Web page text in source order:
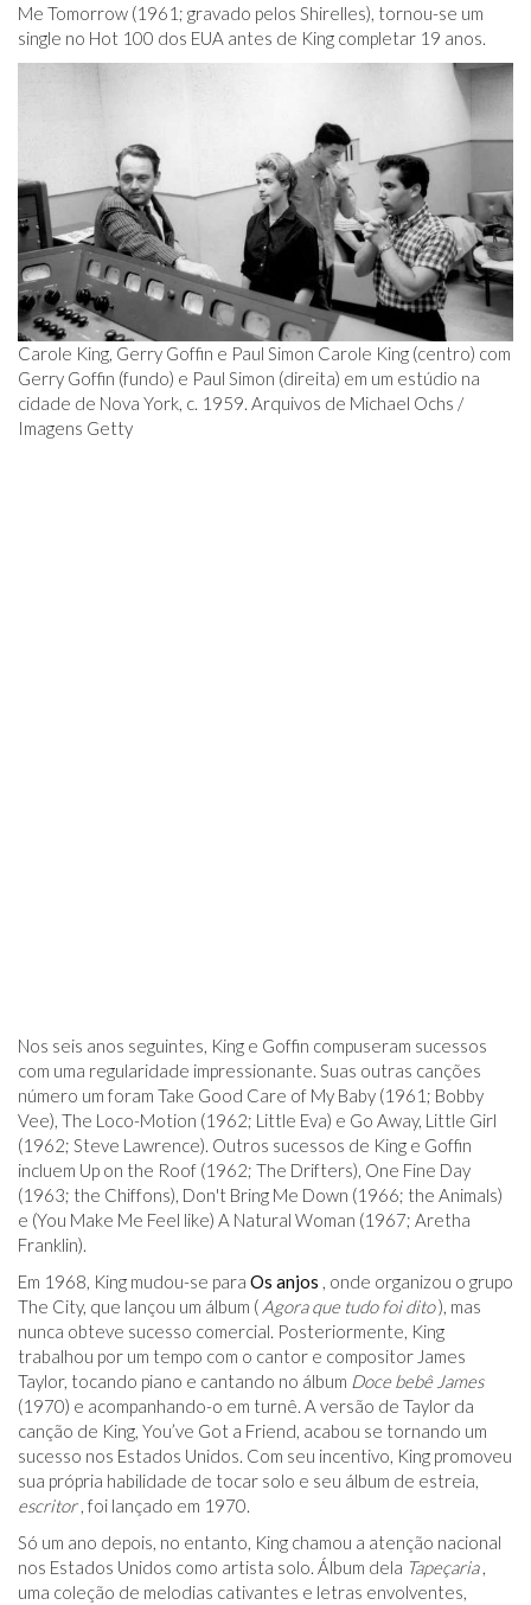
Me Tomorrow (1961; gravado pelos Shirelles), tornou-se um
single no Hot 100 dos EUA antes de King completar 19 anos.
Carole King, Gerry Goffin e Paul Simon Carole King (centro) com
Gerry Goffin (fundo) e Paul Simon (direita) em um estúdio na
cidade de Nova York, c. 1959. Arquivos de Michael Ochs /
Imagens Getty
Nos seis anos seguintes, King e Goffin compuseram sucessos
com uma regularidade impressionante. Suas outras canções
número um foram Take Good Care of My Baby (1961; Bobby
Vee), The Loco-Motion (1962; Little Eva) e Go Away, Little Girl
(1962; Steve Lawrence). Outros sucessos de King e Goffin
incluem Up on the Roof (1962; The Drifters), One Fine Day
(1963; the Chiffons), Don't Bring Me Down (1966; the Animals)
e (You Make Me Feel like) A Natural Woman (1967; Aretha
Franklin).
Em 1968, King mudou-se para Os anjos , onde organizou o grupo
The City, que lançou um álbum ( Agora que tudo foi dito), mas
nunca obteve sucesso comercial. Posteriormente, King
trabalhou por um tempo com o cantor e compositor James
Taylor, tocando piano e cantando no álbum Doce bebê James
(1970) e acompanhando-o em turnê. A versão de Taylor da
canção de King, You’ve Got a Friend, acabou se tornando um
sucesso nos Estados Unidos. Com seu incentivo, King promoveu
sua própria habilidade de tocar solo e seu álbum de estreia,
escritor, foi lançado em 1970.
Só um ano depois, no entanto, King chamou a atenção nacional
nos Estados Unidos como artista solo. Álbum dela Tapeçaria,
uma coleção de melodias cativantes e letras envolventes,